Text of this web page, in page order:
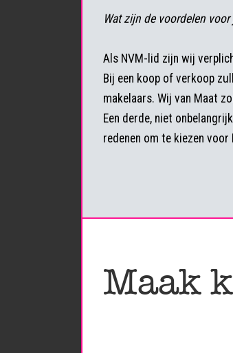
Wat zijn de voordelen voor
Als NVM-lid zijn wij
Bij een koop of verkoop
makelaars. Wij van Maat
Een derde, niet
redenen om te kiezen voor
Maak